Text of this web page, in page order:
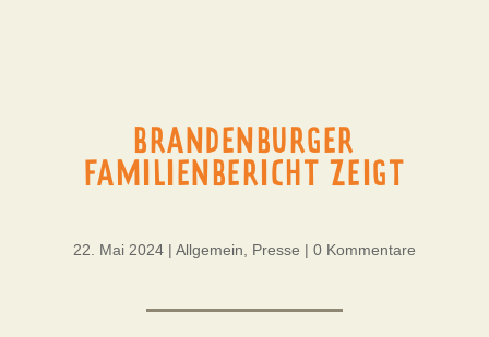
BRANDENBURGER
FAMILIENBERICHT ZEIGT
22. Mai 2024| Allgemein Presse | 0 Kommentare